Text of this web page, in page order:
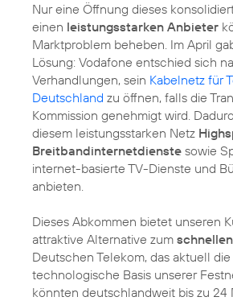
Nur eine Öffnung dieses
einen leistungsstarken Anbieter
Marktproblem beheben. Im April
Lösung: Vodafone entschied sich
Verhandlungen, sein Kabelnetz für
Deutschland zu öffnen, falls die
Kommission genehmigt wird.
diesem leistungsstarken Netz
Breitbandinternetdienste sowie
internet-basierte TV-Dienste und
anbieten.
Dieses Abkommen bietet unseren
attraktive Alternative zum
Deutschen Telekom, das aktuell
technologische Basis unserer
könnten deutschlandweit bis zu 24